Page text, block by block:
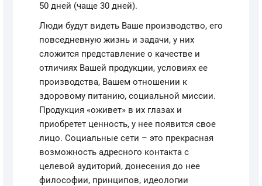
50 дней (чаще 30 дней).
Люди будут видеть Ваше производство, его
повседневную жизнь и задачи, у них
сложится представление о качестве и
отличиях Вашей продукции, условиях ее
производства, Вашем отношении к
здоровому питанию, социальной миссии.
Продукция «оживет» в их глазах и
приобретет ценность, у нее появится свое
лицо. Социальные сети – это прекрасная
возможность адресного контакта с
целевой аудиторий, донесения до нее
философии, принципов, идеологии